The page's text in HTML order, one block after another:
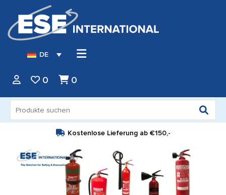
DE
0 0
nach:
Kostenlose Lieferung ab €150,-